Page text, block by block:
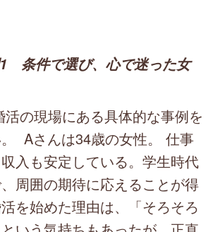
条件で選び、心で迷った女
の現場にある具体的な事例を
Aさんは34歳の女性。 仕事
入も安定している。学生時代
周囲の期待に応えることが得
を始めた理由は、「そろそろ